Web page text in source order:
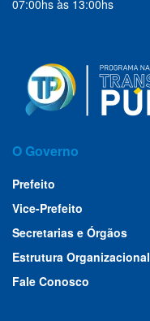
07:00hs às 13:00hs
O Governo
Prefeito
Vice-Prefeito
Secretarias e Órgãos
Estrutura Organizacional
Fale Conosco